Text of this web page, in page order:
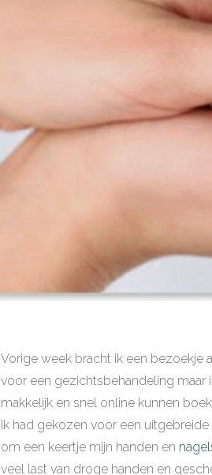
Vorige week bracht ik een bezoekje
voor een gezichtsbehandeling maar
makkelijk en snel online kunnen
Ik had gekozen voor een
om een keertje mijn handen en
veel last van droge handen en